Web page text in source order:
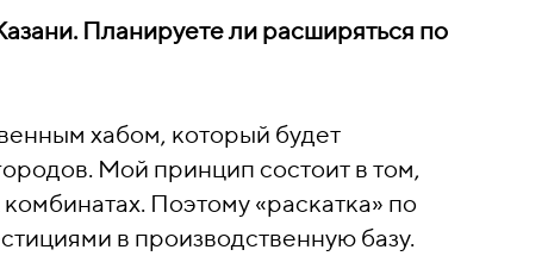
Планируете ли расширяться по
хабом, который будет
Мой принцип состоит в том,
Поэтому «раскатка» по
в производственную базу.